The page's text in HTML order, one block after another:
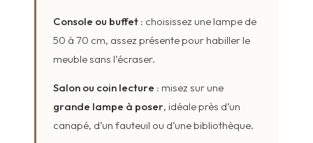
Console ou buffet : choisissez une lampe de
50 à 70 cm, assez présente pour habiller le
meuble sans l’écraser.
Salon ou coin lecture : misez sur une
grande lampe à poser, idéale près d’un
canapé, d’un fauteuil ou d’une bibliothèque.